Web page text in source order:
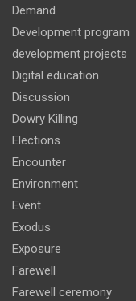
Demand
Development program
development projects
Digital education
Discussion
Dowry Killing
Elections
Encounter
Environment
Event
Exodus
Exposure
Farewell
Farewell ceremony